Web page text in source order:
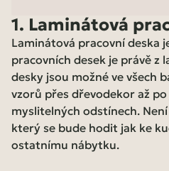
1. Laminátová
Laminátová pracovní deska
pracovních desek je právě z
desky jsou možné ve všech
vzorů přes dřevodekor až
myslitelných odstínech.
který se bude hodit jak ke
ostatnímu nábytku.